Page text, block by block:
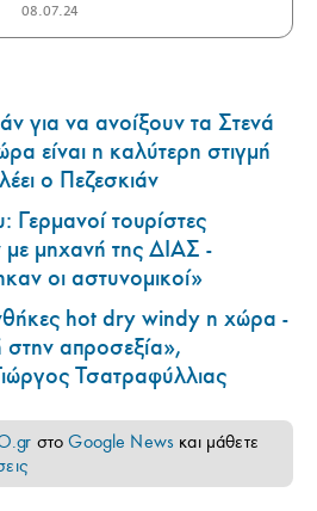
08.07.24
για να ανοίξουν τα Στενά
είναι η καλύτερη στιγμή
ο Πεζεσκιάν
τουρίστες
μηχανή της ΔΙΑΣ -
οι αστυνομικοί»
hot dry windy η χώρα -
απροσεξία»,
Τσατραφύλλιας
στοGoogle News και μάθετε